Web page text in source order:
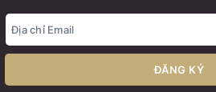
ĐĂNG KÝ